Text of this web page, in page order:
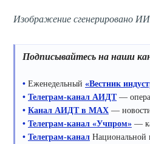
Изображение сгенерировано ИИ
Подписывайтесь на наши
• Еженедельный «Вестник
• Телеграм-канал АИДТ—
• Канал АИДТ в MAX —
• Телеграм-канал «Учпром» —
• Телеграм-канал Национальной